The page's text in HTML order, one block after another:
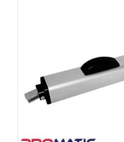
pueden
elegir
en
producto